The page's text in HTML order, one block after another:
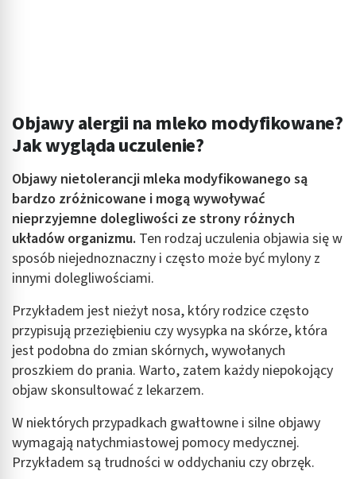
Objawy alergii na mleko modyfikowane?
Jak wygląda uczulenie?
Objawy nietolerancji mleka modyfikowanego są
bardzo zróżnicowane i mogą wywoływać
nieprzyjemne dolegliwości ze strony różnych
układów organizmu. Ten rodzaj uczulenia objawia się w
sposób niejednoznaczny i często może być mylony z
innymi dolegliwościami.
Przykładem jest nieżyt nosa, który rodzice często
przypisują przeziębieniu czy wysypka na skórze, która
jest podobna do zmian skórnych, wywołanych
proszkiem do prania. Warto, zatem każdy niepokojący
objaw skonsultować z lekarzem.
W niektórych przypadkach gwałtowne i silne objawy
wymagają natychmiastowej pomocy medycznej.
Przykładem są trudności w oddychaniu czy obrzęk.